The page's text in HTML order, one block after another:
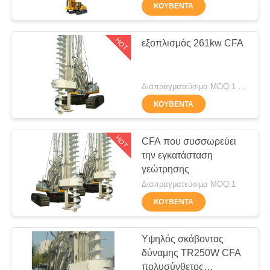
ΕΡΓΟΣΤΑΣΊΩΝ
ΠΟΙΟΤΙΚΌΣ
ΈΛΕΓΧΟΣ
ΕΛΆΤΕ
ΕΠΑΦΉ
ΣΥΝΟΜΙΛΊΑ
ΤΏΡΑ
Core εξέδρα
γεώτρησης
πετρελαίου
CFA εξοπλισμού
28
για το σωρό ιδρύματος
ΚΟΥΒΈΝΤΑ
HOT εξοπλισμός 261kw CFA
ΚΟΥΒΈΝΤΑ
HOT
CFA που συσσωρεύει
την εγκατάσταση
γεώτρησης
Διαπραγματεύσιμα MOQ:1
ΚΟΥΒΈΝΤΑ
Υψηλός σκάβοντας
δύναμης TR250W CFA
πολυσύνθετος